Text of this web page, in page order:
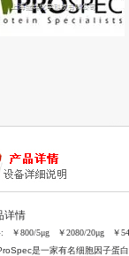
详情
: ￥800/5μg ￥2080/20μg ￥
是一家有名细胞因子蛋